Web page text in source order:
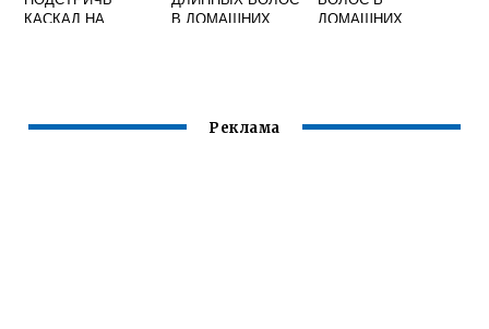
КАСКАД НА
В ДОМАШНИХ
ДОМАШНИХ
Реклама